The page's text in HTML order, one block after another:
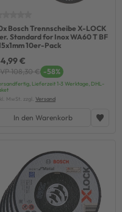
Bosch Trennscheibe X-LOCK
Standard for Inox WA60 T BF
10er-Pack
€
108,30 € -58%
Lieferzeit 1-3 Werktage, DHL-
MwSt. zzgl. Versand
In den Warenkorb